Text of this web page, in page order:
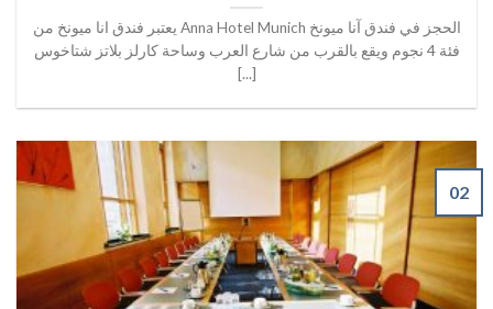
الحجز في فندق آنا ميونخ Anna Hotel Munich يعتبر فندق انا ميونخ من
فئة 4 نجوم ويقع بالقرب من شارع العرب وساحة كارلز بلاتز شتاخوس
[...]
02